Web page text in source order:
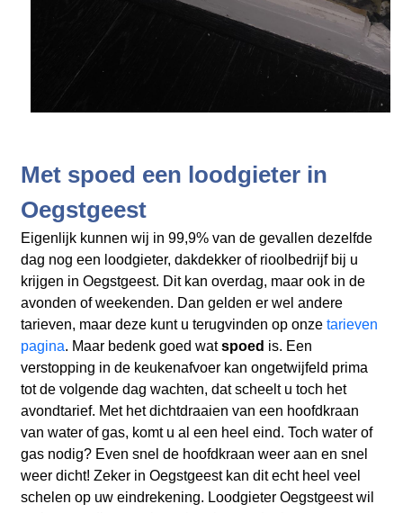
Met spoed een loodgieter in
Oegstgeest
Eigenlijk kunnen wij in 99,9% van de gevallen dezelfde
dag nog een loodgieter, dakdekker of rioolbedrijf bij u
krijgen in Oegstgeest. Dit kan overdag, maar ook in de
avonden of weekenden. Dan gelden er wel andere
tarieven, maar deze kunt u terugvinden op onze tarieven
pagina. Maar bedenk goed watspoed is. Een
verstopping in de keukenafvoer kan ongetwijfeld prima
tot de volgende dag wachten, dat scheelt u toch het
avondtarief. Met het dichtdraaien van een hoofdkraan
van water of gas, komt u al een heel eind. Toch water of
gas nodig? Even snel de hoofdkraan weer aan en snel
weer dicht! Zeker in Oegstgeest kan dit echt heel veel
schelen op uw eindrekening. Loodgieter Oegstgeest wil